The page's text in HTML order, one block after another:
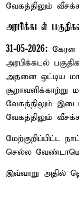
வேகத்திலும்
அரபிக்கடல்
31-05-2026: கேரள
அரபிக்கடல்
அதனை ஒட்டிய
வேகத்திலும்
வேகத்திலும்
மேற்குறிப்பிட்ட
செல்ல
இவ்வாறு அதில்